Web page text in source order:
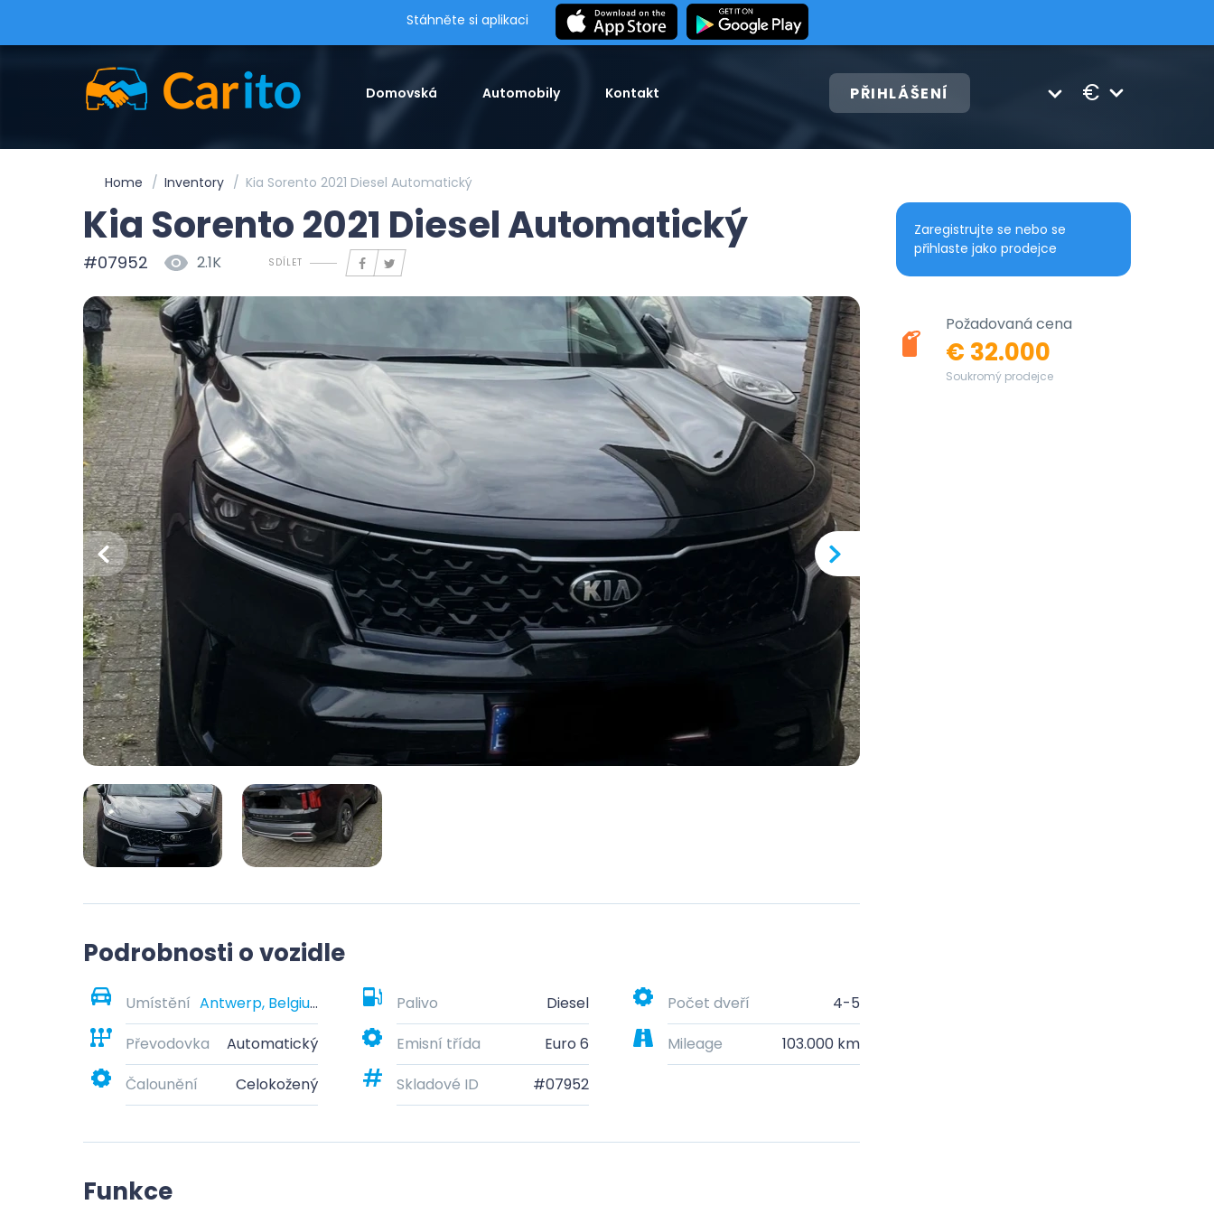
Stáhněte si aplikaci
Domovská Automobily Kontakt PŘIHLÁŠENÍ €
Home Inventory Kia Sorento 2021 Diesel Automatický
Kia Sorento 2021 Diesel Automatický
#07952 2.1K SDÍLET
Podrobnosti o vozidle
Umístění Antwerp, Belgium Palivo Diesel Počet dveří
4-5
Převodovka
Automatický Emisní třída Euro 6 Mileage
103.000 km
Čalounění
Celokožený Skladové ID #07952
Funkce
Zaregistrujte se nebo se
přihlaste jako prodejce
Požadovaná cena
€ 32.000
Soukromý prodejce